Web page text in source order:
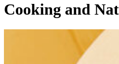
Cooking and